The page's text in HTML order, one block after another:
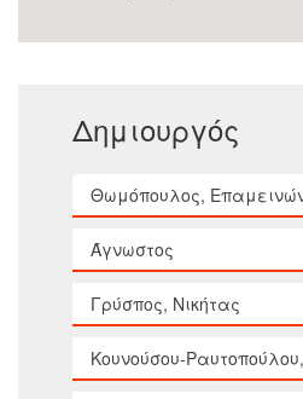
Δημιουργός
Θωμόπουλος,
Άγνωστος
Γρύσπος, Νικήτας
Κουνούσου-